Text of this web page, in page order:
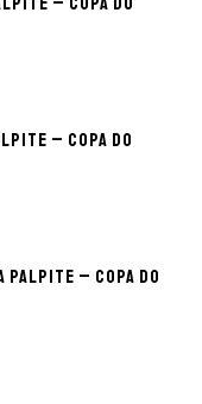
– Copa do
– Copa do